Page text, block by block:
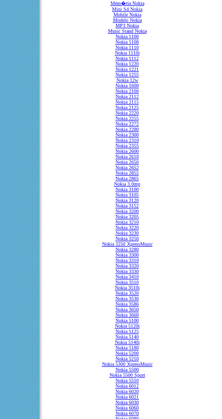
Mem�ria Nokia
Mini Sd Nokia
Mobile Nokia
Modelo Nokia
MP3 Nokia
Music Stand Nokia
Nokia 1100
Nokia 1108
Nokia 1110
Nokia 1110i
Nokia 1112
Nokia 1220
Nokia 1221
Nokia 1255
Nokia 12w
Nokia 1600
Nokia 2100
Nokia 2112
Nokia 2115
Nokia 2125
Nokia 2220
Nokia 2255
Nokia 2272
Nokia 2280
Nokia 2300
Nokia 2310
Nokia 2355
Nokia 2600
Nokia 2610
Nokia 2650
Nokia 2652
Nokia 2855
Nokia 2865
Nokia 3.0mp
Nokia 3100
Nokia 3105
Nokia 3120
Nokia 3152
Nokia 3200
Nokia 3205
Nokia 3210
Nokia 3220
Nokia 3230
Nokia 3250
Nokia 3250 XpressMusic
Nokia 3280
Nokia 3300
Nokia 3310
Nokia 3320
Nokia 3330
Nokia 3410
Nokia 3510
Nokia 3510i
Nokia 3520
Nokia 3530
Nokia 3586
Nokia 3650
Nokia 3660
Nokia 5100
Nokia 5120i
Nokia 5125
Nokia 5140
Nokia 5140i
Nokia 5180
Nokia 5200
Nokia 5210
Nokia 5300 XpressMusic
Nokia 5500
Nokia 5500 Sport
Nokia 5510
Nokia 6012
Nokia 6020
Nokia 6021
Nokia 6030
Nokia 6060
Nokia 6070